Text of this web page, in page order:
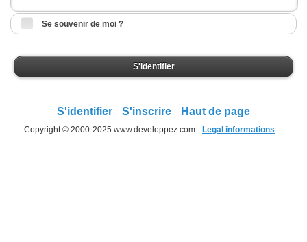
Se souvenir de moi ?
S'identifier
S'identifier S'inscrire Haut de page
Copyright © 2000-2025 www.developpez.com - Legal informations